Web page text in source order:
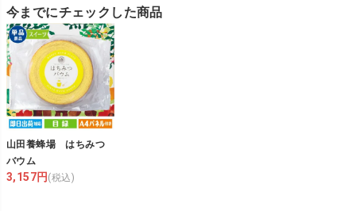
今までにチェックした商品
山田養蜂場 はちみつ
バウム
3,157円 (税込)